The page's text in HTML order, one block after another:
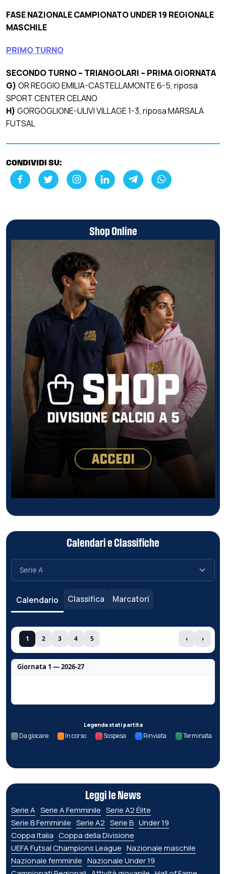
FASE NAZIONALE CAMPIONATO UNDER 19 REGIONALE
MASCHILE
PRIMO TURNO
SECONDO TURNO – TRIANGOLARI – PRIMA GIORNATA
G) OR REGGIO EMILIA-CASTELLAMONTE 6-5, riposa
SPORT CENTER CELANO
H) GORGOGLIONE-ULIVI VILLAGE 1-3, riposa MARSALA
FUTSAL
CONDIVIDI SU:
Shop Online
Calendari e Classifiche
Calendario Classifica Marcatori
1 2 3 4 5 ‹ ›
Giornata 1 — 2026-27
Legenda stati partita
Da giocare In corso Sospesa Rinviata Terminata
Leggi le News
Serie A Serie A Femminile Serie A2 Élite
Serie B Femminile Serie A2 Serie B Under 19
Coppa Italia Coppa della Divisione
UEFA Futsal Champions League Nazionale maschile
Nazionale femminile Nazionale Under 19